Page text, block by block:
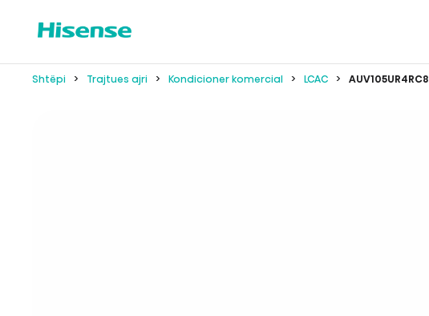
Shtëpi Trajtues ajri Kondicioner komercial LCAC AUV105UR4RC8